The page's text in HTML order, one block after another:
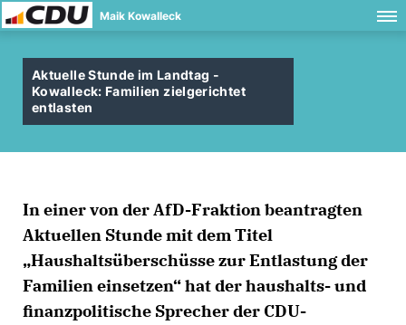
Maik Kowalleck
Aktuelle Stunde im Landtag -
Kowalleck: Familien zielgerichtet
entlasten
In einer von der AfD-Fraktion beantragten
Aktuellen Stunde mit dem Titel
Haushaltsüberschüsse zur Entlastung der
Familien einsetzen“ hat der haushalts- und
finanzpolitische Sprecher der CDU-